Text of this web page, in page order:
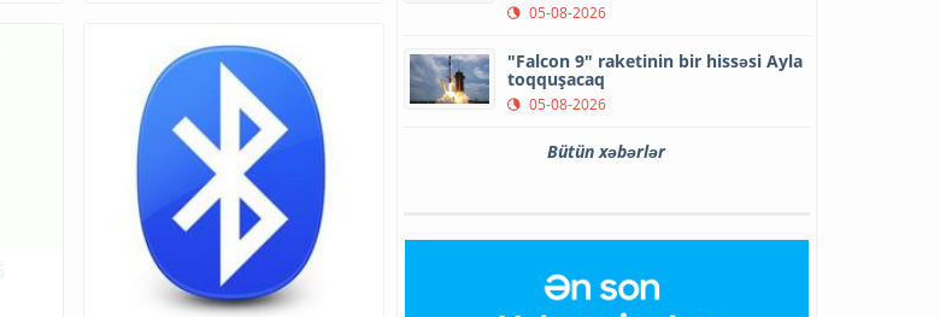
05-08-2026
"Falcon 9" raketinin bir hissəsi Ayla
toqquşacaq
05-08-2026
Bütün xəbərlər